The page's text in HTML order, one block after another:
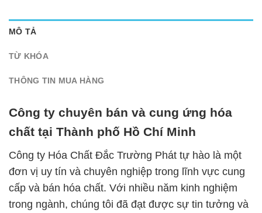
MÔ TẢ
TỪ KHÓA
THÔNG TIN MUA HÀNG
Công ty chuyên bán và cung ứng hóa
chất tại Thành phố Hồ Chí Minh
Công ty Hóa Chất Đắc Trường Phát tự hào là một
đơn vị uy tín và chuyên nghiệp trong lĩnh vực cung
cấp và bán hóa chất. Với nhiều năm kinh nghiệm
trong ngành, chúng tôi đã đạt được sự tin tưởng và